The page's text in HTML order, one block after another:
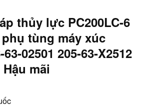
thủy lực PC200LC-6
phụ tùng máy xúc
02501 205-63-X2512
Hậu mãi